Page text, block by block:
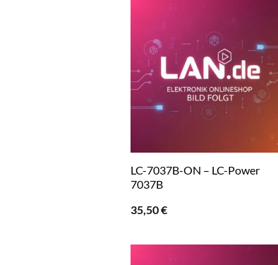
LC-7037B-ON – LC-Power
7037B
35,50€